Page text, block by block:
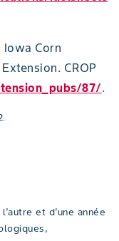
Iowa Corn
CROP
87/.
et d’une année